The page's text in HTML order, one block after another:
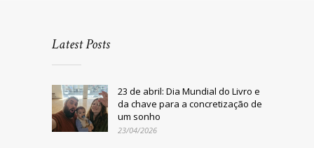
Latest Posts
23 de abril: Dia Mundial do Livro e
da chave para a concretização de
um sonho
23/04/2026